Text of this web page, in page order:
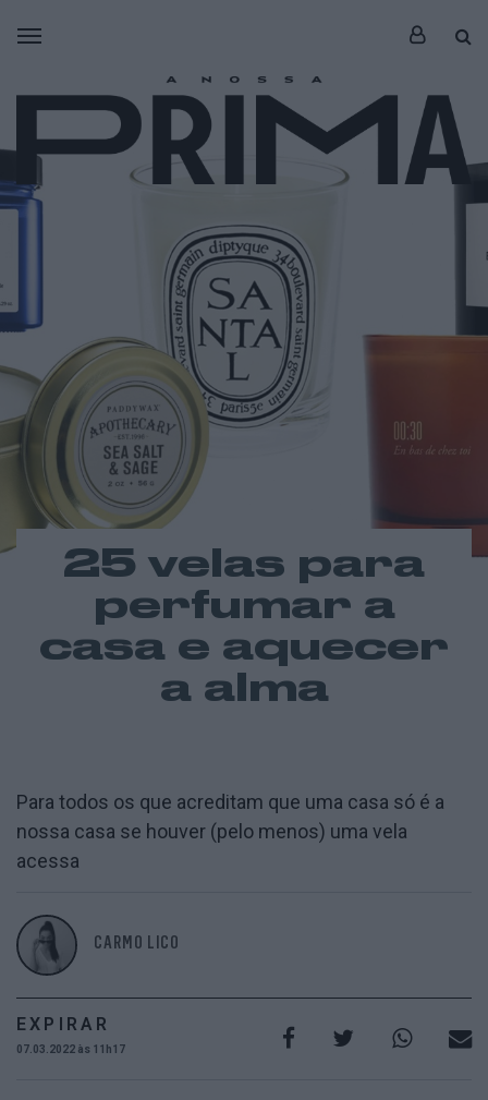
25 velas para
perfumar a
casa e aquecer
a alma
Para todos os que acreditam que uma casa só é a
nossa casa se houver (pelo menos) uma vela
acessa
CARMO LICO
EXPIRAR
07.03.2022 às 11h17